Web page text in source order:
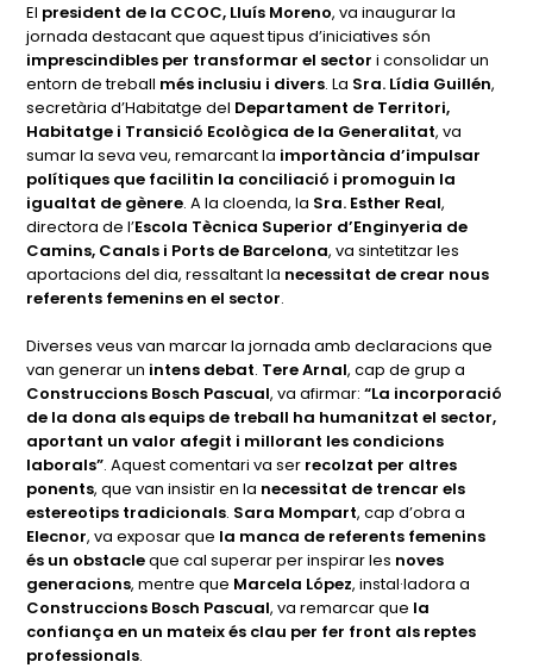
El president de la CCOC, Lluís Moreno, va inaugurar la
jornada destacant que aquest tipus d’iniciatives són
imprescindibles per transformar el sector i consolidar un
entorn de treball més inclusiu i divers. La Sra. Lídia Guillén,
secretària d’Habitatge del Departament de Territori,
Habitatge i Transició Ecològica de la Generalitat, va
sumar la seva veu, remarcant la importància d’impulsar
polítiques que facilitin la conciliació i promoguin la
igualtat de gènere. A la cloenda, la Sra. Esther Real,
directora de l’Escola Tècnica Superior d’Enginyeria de
Camins, Canals i Ports de Barcelona, va sintetitzar les
aportacions del dia, ressaltant la necessitat de crear nous
referents femenins en el sector.
Diverses veus van marcar la jornada amb declaracions que
van generar un intens debat. Tere Arnal, cap de grup a
Construccions Bosch Pascual, va afirmar:“La incorporació
de la dona als equips de treball ha humanitzat el sector,
aportant un valor afegit i millorant les condicions
laborals”. Aquest comentari va ser recolzat per altres
ponents, que van insistir en la necessitat de trencar els
estereotips tradicionals. Sara Mompart, cap d’obra a
Elecnor, va exposar que la manca de referents femenins
és un obstacleque cal superar per inspirar les noves
generacions, mentre que Marcela López, instal·ladora a
Construccions Bosch Pascual, va remarcar que la
confiança en un mateix és clau per fer front als reptes
professionals.